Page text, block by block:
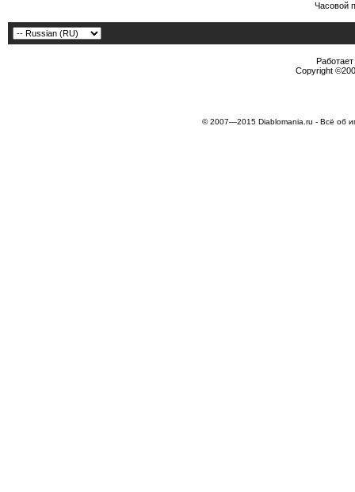
Часовой
Copyright
© 2007—2015 Diablomania.ru - Всё об